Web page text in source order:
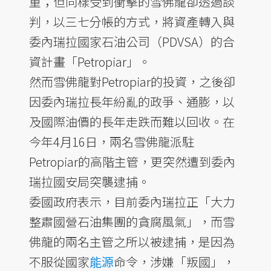
判，以三七分帳的方式，將資產轉入與
委內瑞拉國家石油公司（PDVSA）的合
資計畫「Petropiar」。
然而雪佛龍對Petropiar的投資，之後卻
因委內瑞拉長年紛亂的政爭、通膨，以
及國際油價的長年走跌而難以回收。在
今年4月16日，兩名雪佛龍派駐
Petropiar的高階主管，更突然遭到委內
瑞拉國安局突襲逮捕。
委國政府表示，目前委內瑞拉正「大力
整肅國營石油集團的貪腐風氣」，而雪
佛龍的兩名主管之所以被逮捕，是因為
不服從國家能源命令，涉嫌「叛國」，